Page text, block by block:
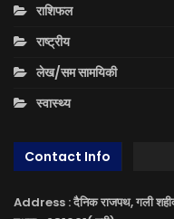
राशिफल
राष्ट्रीय
लेख/सम सामयिकी
स्वास्थ्य
Contact Info
Address : दैनिक राजपथ, गली